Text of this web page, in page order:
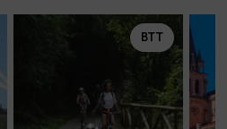
BTT